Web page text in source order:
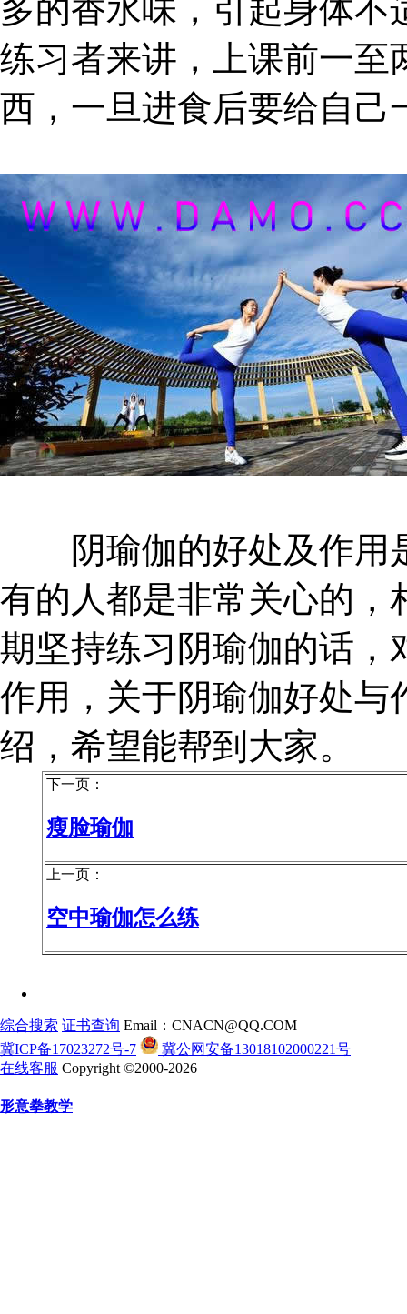
多的香水味，引起身体
练习者来讲，上课前一至
西，一旦进食后要给自己
阴瑜伽的好处及作用
有的人都是非常关心的，
期坚持练习阴瑜伽的话，
作用，关于阴瑜伽好处与
绍，希望能帮到大家。
下一页：
瘦脸瑜伽
上一页：
空中瑜伽怎么练
综合搜索 证书查询 Email：CNACN@QQ.COM
冀ICP备17023272号-7
冀公网安备13018102000221号
在线客服 Copyright ©2000-2026
形意拳教学